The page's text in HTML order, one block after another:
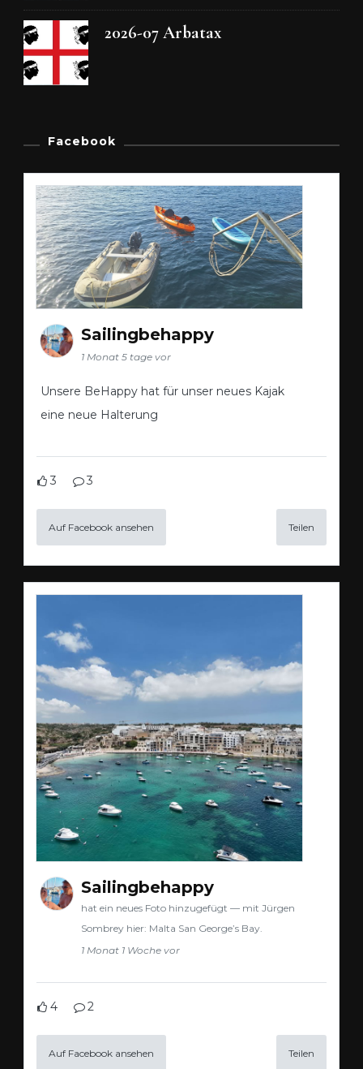
2026-07 Arbatax
Facebook
Sailingbehappy
1 Monat 5 tage vor
Unsere BeHappy hat für unser neues Kajak
eine neue Halterung
3 3
Auf Facebook ansehen Teilen
Sailingbehappy
hat ein neues Foto hinzugefügt — mit Jürgen
Sombrey hier: Malta San George’s Bay.
1 Monat 1 Woche vor
4 2
Auf Facebook ansehen Teilen